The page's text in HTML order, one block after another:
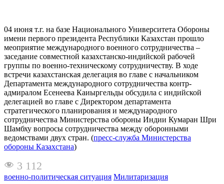
04 июня т.г. на базе Национального Университета Обороны
имени первого президента Республики Казахстан прошло
меоприятие международного военного сотрудничества –
заседание совместной казахстанско-индийской рабочей
группы по военно-техническому сотрудничеству. В ходе
встречи казахстанская делегация во главе с начальником
Департамента международного сотрудничества контр-
адмиралом Есенеева Каиыргельды обсудила с индийской
делегацией во главе с Директором департамента
стратегического планирования и международного
сотрудничества Министерства обороны Индии Кумаран Шри
Шамбху вопросы сотрудничества между оборонными
ведомствами двух стран. (пресс-служба Министерства
обороны Казахстана)
3 112
военно-политическая ситуация Милитаризация